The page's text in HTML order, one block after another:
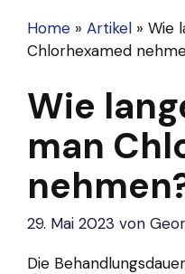
Home » Artikel » Wie
Chlorhexamed
Wie
man
29. Mai 2023 von
Die